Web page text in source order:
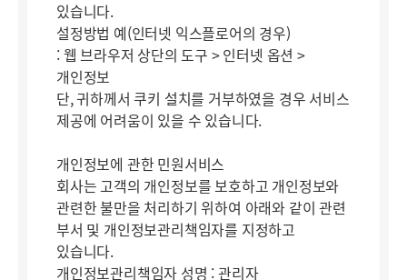
있습니다.
설정방법 예(인터넷 익스플로어의 경우)
: 웹 브라우저 상단의 도구 > 인터넷 옵션 >
개인정보
단, 귀하께서 쿠키 설치를 거부하였을 경우 서비스
제공에 어려움이 있을 수 있습니다.
개인정보에 관한 민원서비스
회사는 고객의 개인정보를 보호하고 개인정보와
관련한 불만을 처리하기 위하여 아래와 같이 관련
부서 및 개인정보관리책임자를 지정하고
있습니다.
개인정보관리책임자 성명 : 관리자